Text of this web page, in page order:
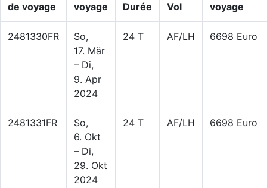
de voyage
voyage
Durée Vol
voyage
2481330FR
So,
17. Mär
– Di,
9. Apr
2024
24 T AF/LH 6698 Euro
2481331FR
So,
6. Okt
– Di,
29. Okt
2024
24 T AF/LH 6698 Euro